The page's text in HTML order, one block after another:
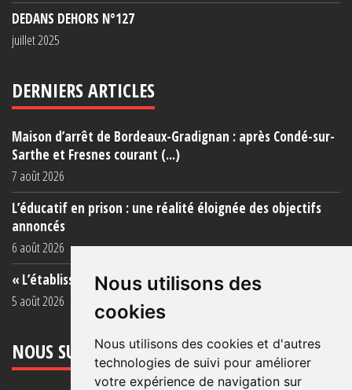
Nous utilisons des
cookies
Nous utilisons des cookies et d'autres
technologies de suivi pour améliorer
votre expérience de navigation sur
DEDANS DEHORS N°127
juillet 2025
DERNIERS ARTICLES
Maison d’arrêt de Bordeaux-Gradignan : après Condé-sur-
Sarthe et Fresnes courant (...)
7 août 2026
L’éducatif en prison : une réalité éloignée des objectifs
annoncés
6 août 2026
« L’établissement est une porcherie totale »
5 août 2026
NOUS SUIVRE